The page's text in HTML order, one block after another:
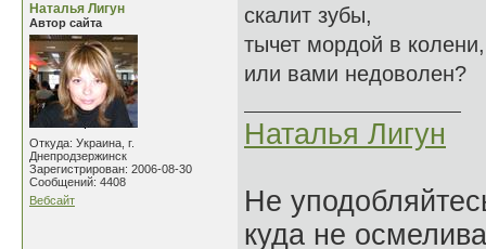
Наталья Лигун
Автор сайта
Откуда: Украина, г.
Днепродзержинск
Зарегистрирован: 2006-08-30
Сообщений: 4408
Вебсайт
скалит зубы,
тычет мордой в
или вами недоволен?
Наталья Лигун
Не
куда не